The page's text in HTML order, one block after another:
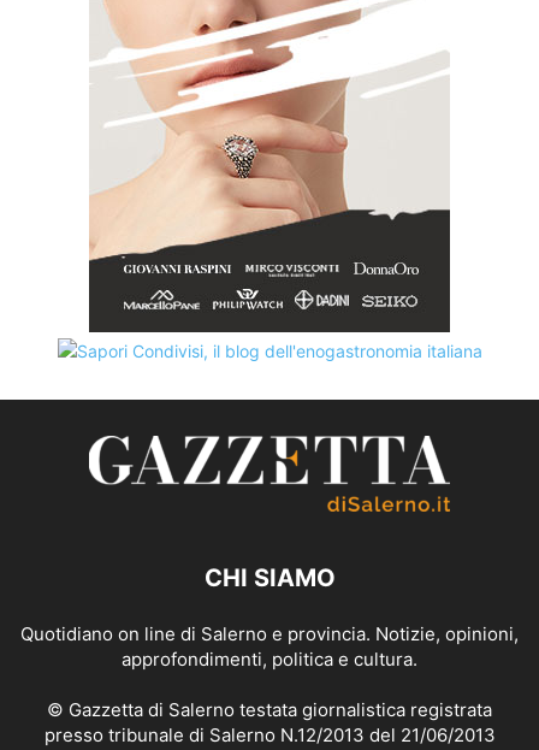
CHI SIAMO
Quotidiano on line di Salerno e provincia. Notizie, opinioni,
approfondimenti, politica e cultura.
© Gazzetta di Salerno testata giornalistica registrata
presso tribunale di Salerno N.12/2013 del 21/06/2013